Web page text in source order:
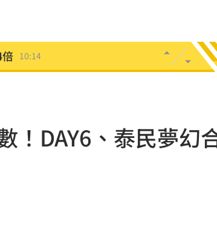
10:14
10:13
！DAY6、泰民夢